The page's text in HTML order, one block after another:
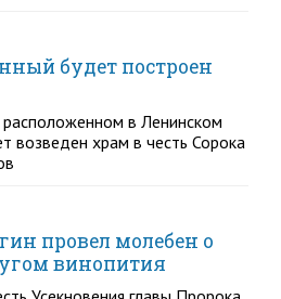
будет построен
в Ленинском
возведен храм в честь Сорока
провел молебен о
винопития